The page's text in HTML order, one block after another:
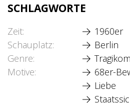
SCHLAGWORTE
Zeit
1960er
Schauplatz
Berlin
Genre
Motive
68er-
Liebe